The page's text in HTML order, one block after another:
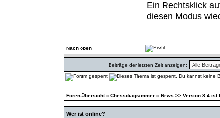
Ein Rechtsklick
diesen Modus
Nach oben
Beiträge der letzten Zeit anzeigen:
Foren-Übersicht» Chessdiagrammer » News >> Version 8.4 ist
Wer ist online?